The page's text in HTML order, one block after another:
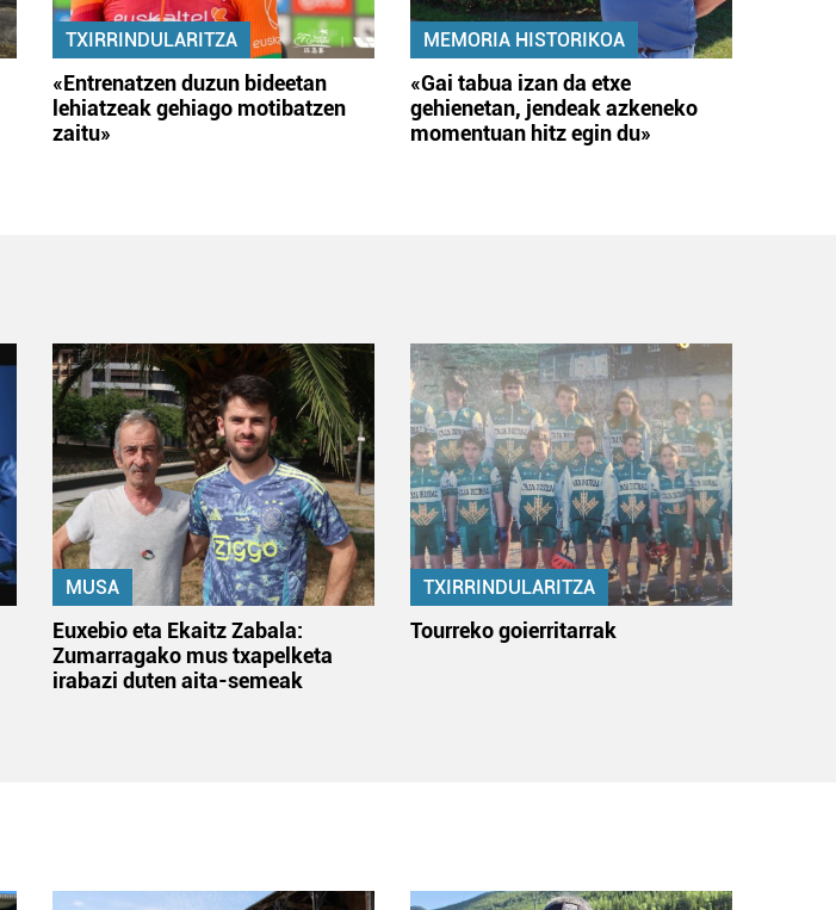
TXIRRINDULARITZA
«Entrenatzen duzun bideetan
lehiatzeak gehiago motibatzen
zaitu»
MEMORIA HISTORIKOA
«Gai tabua izan da etxe
gehienetan, jendeak azkeneko
momentuan hitz egin du»
MUSA
Euxebio eta Ekaitz Zabala:
Zumarragako mus txapelketa
irabazi duten aita-semeak
TXIRRINDULARITZA
Tourreko goierritarrak